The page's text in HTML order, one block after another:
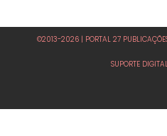
©2013-2026 | PORTAL 27
SUPORTE